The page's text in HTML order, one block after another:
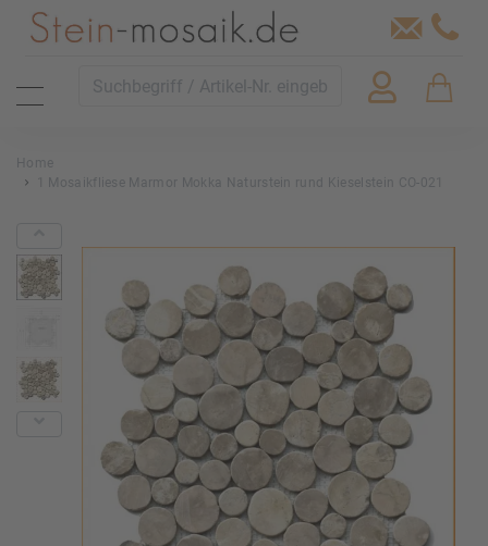
Home
1 Mosaikfliese Marmor Mokka Naturstein rund Kieselstein CO-021